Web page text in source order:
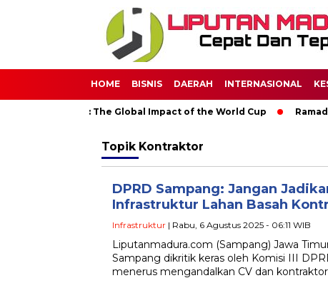
HOME BISNIS DAERAH INTERNASIONAL
Soccer: The Global Impact of the World Cup
Topik Kontraktor
DPRD Sampang: Jangan
Infrastruktur Lahan Basah
Infrastruktur | Rabu, 6 Agustus 2025 - 06:11 WIB
Liputanmadura.com (Sampang) Jawa
Sampang dikritik keras oleh Komisi III
menerus mengandalkan CV dan